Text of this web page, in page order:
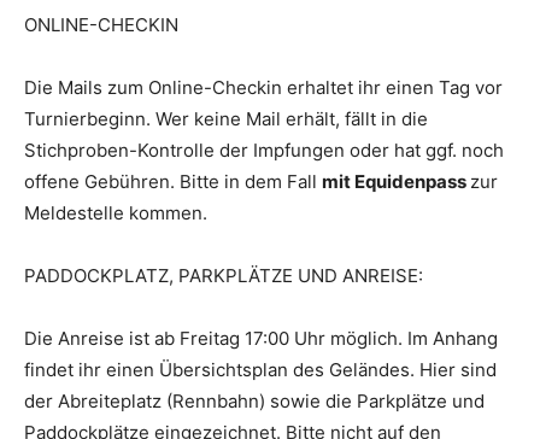
ONLINE-CHECKIN
Die Mails zum Online-Checkin erhaltet ihr einen Tag vor
Turnierbeginn. Wer keine Mail erhält, fällt in die
Stichproben-Kontrolle der Impfungen oder hat ggf. noch
offene Gebühren. Bitte in dem Fall mit Equidenpass zur
Meldestelle kommen.
PADDOCKPLATZ, PARKPLÄTZE UND ANREISE:
Die Anreise ist ab Freitag 17:00 Uhr möglich. Im Anhang
findet ihr einen Übersichtsplan des Geländes. Hier sind
der Abreiteplatz (Rennbahn) sowie die Parkplätze und
Paddockplätze eingezeichnet. Bitte nicht auf den